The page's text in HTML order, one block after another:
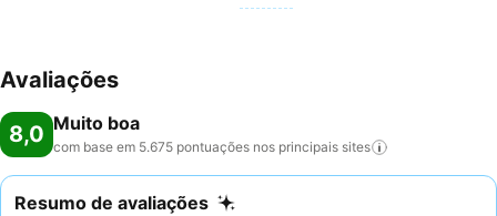
Avaliações
8,0 Muito boa
com base em 5.675 pontuações nos principais sites
Resumo de avaliações